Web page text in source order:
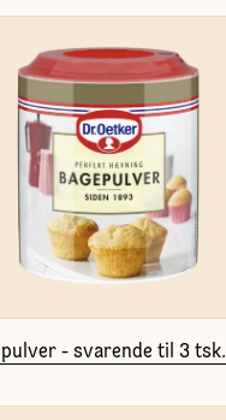
- svarende til 3 tsk.